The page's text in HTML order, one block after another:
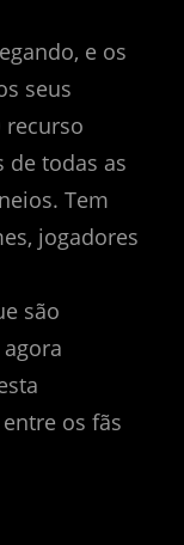
e os
seus
de todas as
Tem
jogadores
são
os fãs